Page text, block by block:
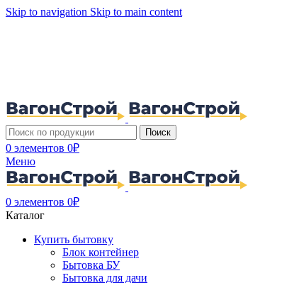
Skip to navigation Skip to main content
Поиск
0 элементов 0₽
Меню
0 элементов 0₽
Каталог
Купить бытовку
Блок контейнер
Бытовка БУ
Бытовка для дачи